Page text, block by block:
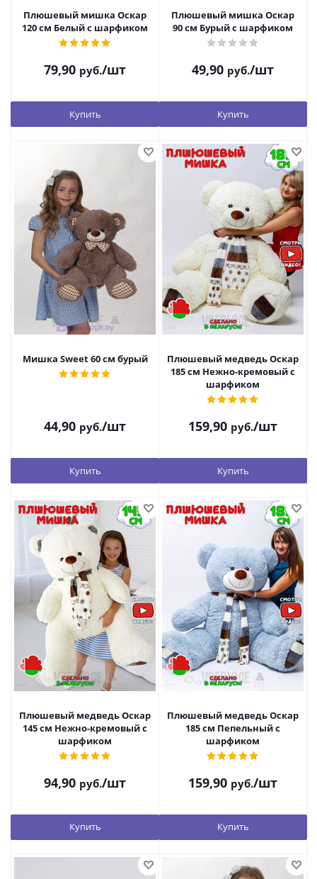
Плюшевый мишка Оскар
120 см Белый с шарфиком
79,90 руб./шт
Купить
Плюшевый мишка Оскар
90 см Бурый с шарфиком
49,90 руб./шт
Купить
Мишка Sweet 60 см бурый
44,90 руб./шт
Купить
Плюшевый медведь Оскар
185 см Нежно-кремовый с
шарфиком
159,90 руб./шт
Купить
Плюшевый медведь Оскар
145 см Нежно-кремовый с
шарфиком
94,90 руб./шт
Купить
Плюшевый медведь Оскар
185 см Пепельный с
шарфиком
159,90 руб./шт
Купить